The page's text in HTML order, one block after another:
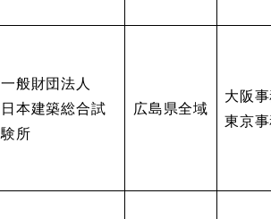
一般財団法人
日本建築総合試
験所
広島県全域
大阪
東京